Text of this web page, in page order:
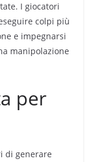
I giocatori
colpi più
e impegnarsi
manipolazione
per
di generare